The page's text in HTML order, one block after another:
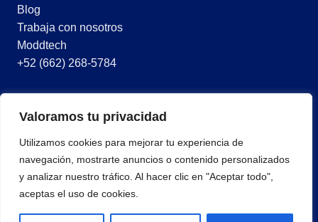
Valoramos tu privacidad
Utilizamos cookies para mejorar tu experiencia de
navegación, mostrarte anuncios o contenido personalizados
y analizar nuestro tráfico. Al hacer clic en "Aceptar todo",
aceptas el uso de cookies.
Blog
Trabaja con nosotros
Moddtech
+52 (662) 268-5784
© 2026 Todos los derechos reservados
Política de privacidad